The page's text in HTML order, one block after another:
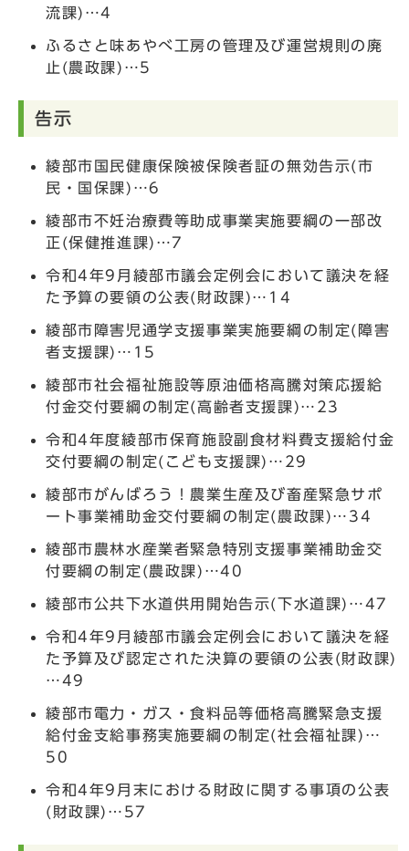
流課)…4
ふるさと味あやべ工房の管理及び運営規則の廃
止(農政課)…5
告示
綾部市国民健康保険被保険者証の無効告示(市
民・国保課)…6
綾部市不妊治療費等助成事業実施要綱の一部改
正(保健推進課)…7
令和4年9月綾部市議会定例会において議決を経
た予算の要領の公表(財政課)…14
綾部市障害児通学支援事業実施要綱の制定(障害
者支援課)…15
綾部市社会福祉施設等原油価格高騰対策応援給
付金交付要綱の制定(高齢者支援課)…23
令和4年度綾部市保育施設副食材料費支援給付金
交付要綱の制定(こども支援課)…29
綾部市がんばろう！農業生産及び畜産緊急サポ
ート事業補助金交付要綱の制定(農政課)…34
綾部市農林水産業者緊急特別支援事業補助金交
付要綱の制定(農政課)…40
綾部市公共下水道供用開始告示(下水道課)…47
令和4年9月綾部市議会定例会において議決を経
た予算及び認定された決算の要領の公表(財政課)
…49
綾部市電力・ガス・食料品等価格高騰緊急支援
給付金支給事務実施要綱の制定(社会福祉課)…
50
令和4年9月末における財政に関する事項の公表
(財政課)…57